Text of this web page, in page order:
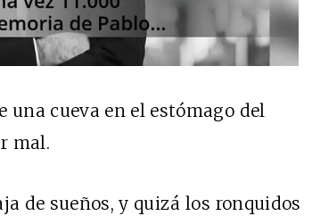
una cueva en el estómago del
mal.
de sueños, y quizá los ronquidos